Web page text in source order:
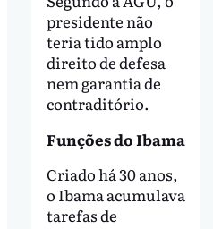
presidente não
teria tido amplo
direito de defesa
nem garantia de
contraditório.
Funções do Ibama
Criado há 30 anos,
o Ibama acumulava
tarefas de